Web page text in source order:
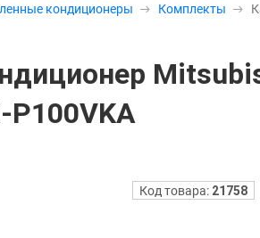
кондиционеры Комплекты
P100VKA
Код товара: 21758